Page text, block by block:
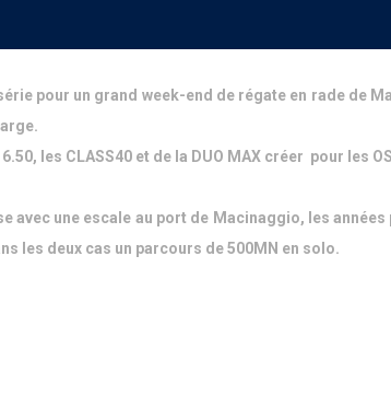
pour un grand week-end de régate en rade de
les CLASS40 et de la DUO MAX créer pour les
une escale au port de Macinaggio, les
les deux cas un parcours de 500MN en solo.